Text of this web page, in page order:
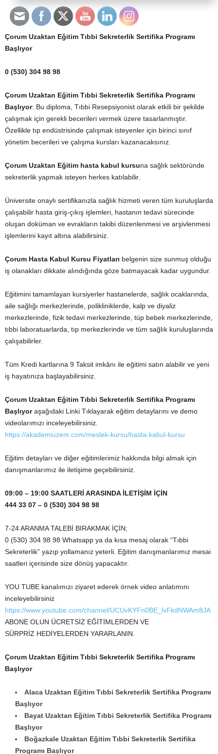
Çorum Uzaktan Eğitim Tıbbi Sekreterlik Sertifika Programı
Başlıyor
0 (530) 304 98 98
Çorum Uzaktan Eğitim Tıbbi Sekreterlik Sertifika Programı
Başlıyor: Bu diploma, Tıbbi Resepsiyonist olarak etkili bir şekilde
çalışmak için gerekli becerileri vermek üzere tasarlanmıştır.
Özellikle tıp endüstrisinde çalışmak isteyenler için birinci sınıf
yönetim becerileri ve çalışma kursları kazanacaksınız.
Çorum Uzaktan Eğitim hasta kabul kursuna sağlık sektöründe
sekreterlik yapmak isteyen herkes katılabilir.
Üniversite onaylı sertifikanızla sağlık hizmeti veren tüm kuruluşlarda
çalışabilir hasta giriş-çıkış işlemleri, hastanın tedavi sürecinde
oluşan doküman ve evrakların takibi düzenlenmesi ve arşivlenmesi
işlemlerini kayıt altına alabilirsiniz.
Çorum Hasta Kabul Kursu Fiyatları belgenin size sunmuş olduğu
iş olanakları dikkate alındığında göze batmayacak kadar uygundur.
Eğitimini tamamlayan kursiyerler hastanelerde, sağlık ocaklarında,
aile sağlığı merkezlerinde, polikliniklerde, kalp ve diyaliz
merkezlerinde, fizik tedavi merkezlerinde, tüp bebek merkezlerinde,
tıbbi laboratuarlarda, tıp merkezlerinde ve tüm sağlık kuruluşlarında
çalışabilirler.
Tüm Kredi kartlarına 9 Taksit imkânı ile eğitimi satın alabilir ve yeni
iş hayatınıza başlayabilirsiniz.
Çorum Uzaktan Eğitim Tıbbi Sekreterlik Sertifika Programı
Başlıyoraşağıdaki Linki Tıklayarak eğitim detaylarını ve demo
videolarımızı inceleyebilirsiniz.
https://akademiuzem.com/meslek-kursu/hasta-kabul-kursu
Eğitim detayları ve diğer eğitimlerimiz hakkında bilgi almak için
danışmanlarımız ile iletişime geçebilirsiniz.
09:00 – 19:00 SAATLERİ ARASINDA İLETİŞİM İÇİN
444 33 07 – 0 (530) 304 98 98
7-24 ARANMA TALEBİ BIRAKMAK İÇİN;
0 (530) 304 98 98 Whatsapp ya da kısa mesaj olarak “Tıbbi
Sekreterlik” yazıp yollamanız yeterli. Eğitim danışmanlarımız mesai
saatleri içerisinde size dönüş yapacaktır.
YOU TUBE kanalımızı ziyaret ederek örnek video anlatımını
inceleyebilirsiniz
https://www.youtube.com/channel/UCUvKYFn0BE_lvFkdNWAm8JA
ABONE OLUN ÜCRETSİZ EĞİTİMLERDEN VE
SÜRPRİZ HEDİYELERDEN YARARLANIN.
Çorum Uzaktan Eğitim Tıbbi Sekreterlik Sertifika Programı
Başlıyor
Alaca Uzaktan Eğitim Tıbbi Sekreterlik Sertifika Programı
Başlıyor
Bayat Uzaktan Eğitim Tıbbi Sekreterlik Sertifika Programı
Başlıyor
Boğazkale Uzaktan Eğitim Tıbbi Sekreterlik Sertifika
Programı Başlıyor